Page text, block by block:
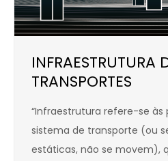
INFRAESTRUTURA
TRANSPORTES
“Infraestrutura refere-se às
sistema de transporte (ou
estáticas, não se movem),